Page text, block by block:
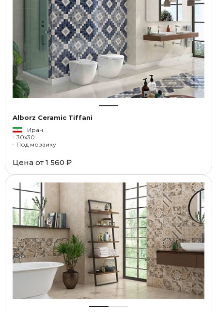
Alborz Ceramic Tiffani
Иран
30x30
Под мозаику
Цена от 1 560 ₽